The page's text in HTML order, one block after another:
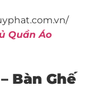
Quần Áo
Bàn Ghế